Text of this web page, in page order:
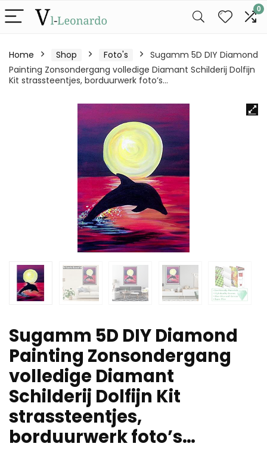
0
Home Shop Foto's
Sugamm 5D DIY Diamond
Painting Zonsondergang volledige Diamant Schilderij Dolfijn
Kit strassteentjes, borduurwerk foto’s…
Sugamm 5D DIY Diamond
Painting Zonsondergang
volledige Diamant
Schilderij Dolfijn Kit
strassteentjes,
borduurwerk foto’s…